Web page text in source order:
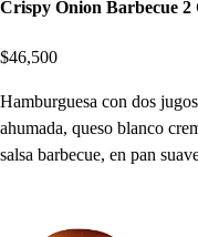
Crispy Onion Barbecue 2
$46,500
Hamburguesa con dos
ahumada, queso blanco
salsa barbecue, en pan